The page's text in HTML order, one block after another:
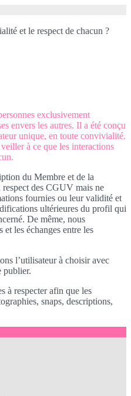
et le respect de chacun ?
exclusivement
envers les autres. Il a été conçu
unique, en toute convivialité.
à ce que les interactions
du Membre et de la
des CGUV mais ne
fournies ou leur validité et
ultérieures du profil qui
De même, nous
et les échanges entre les
l’utilisateur à choisir avec
publier.
à respecter afin que les
snaps, descriptions,